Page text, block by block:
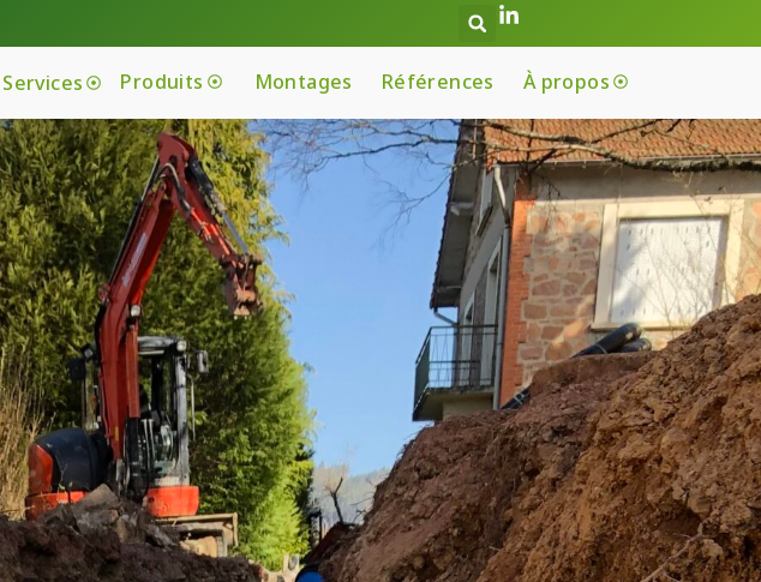
Services Produits Montages Références À propos